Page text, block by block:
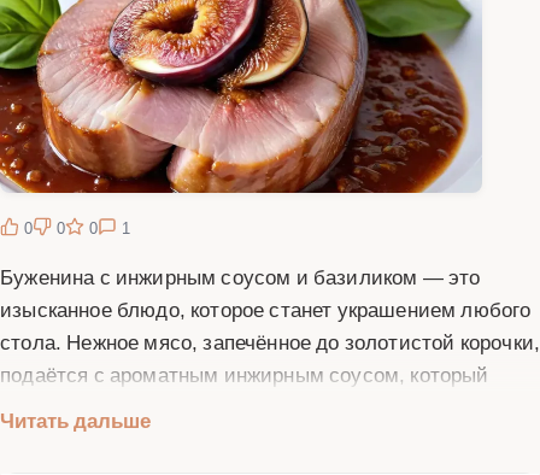
0 0 0 1
Буженина с инжирным соусом и базиликом — это
изысканное блюдо, которое станет украшением любого
стола. Нежное мясо, запечённое до золотистой корочки,
подаётся с ароматным инжирным соусом, который
базилик дополняет композицию, добавляя яркие нотки.
Читать дальше